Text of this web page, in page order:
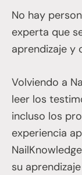
No hay
experta que
aprendizaje y
Volviendo a
leer los
incluso los
experiencia
su